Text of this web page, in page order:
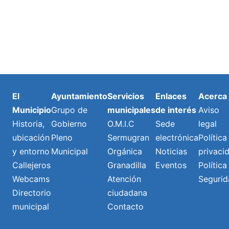
El
Municipio
Historia,
ubicación
y entorno
Callejeros
Webcams
Directorio
municipal
Ayuntamiento
Grupo de
Gobierno
Pleno
Municipal
Servicios
municipales
O.M.I.C
Sermugran
Orgánica
Granadilla
Atención
ciudadana
Contacto
Enlaces
de interés
Sede
electrónica
Noticias
Eventos
Acerca
Aviso
legal
Política
Política